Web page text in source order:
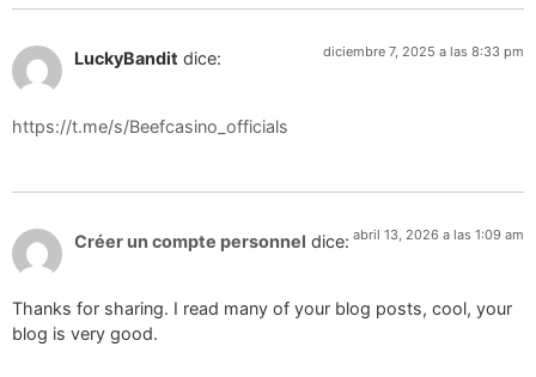
LuckyBandit dice: diciembre 7, 2025 a las 8:33 pm
https://t.me/s/Beefcasino_officials
Créer un compte personnel dice: abril 13, 2026 a las 1:09 am
Thanks for sharing. I read many of your blog posts, cool, your
blog is very good.